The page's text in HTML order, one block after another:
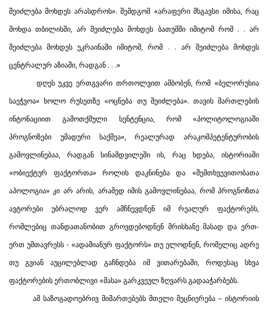
შეიძლება მოხდეს არასდროს». შემდგომ «არაფერი მსგავსი იმისა, რაც
მოხდა თბილისში, არ შეიძლება მოხდეს ბათუმში იმიტომ რომ . . არ
შეიძლება მოხდეს უკრაინაში იმიტომ, რომ . . არ შეიძლება მოხდეს
ცენტრალურ აზიაში, რადგან . . .»
დღეს უკვე ერთგვარი თრთოლვით ამბობენ, რომ «ბელორუსია
საეჭვოა» ხოლო რუსეთზე «ოცნება თუ შეიძლება». თავის მართლების
ინტონაციით გამოთქმული სენტენცია, რომ «პოლიტოლოგიაში
პროგნოზები უმადური საქმეა», რეალურად არაკომპეტენტურობის
გამოვლინებაა, რადგან სინამდვილეში ის, რაც ხდება, ისტორიაში
«ობიექტურ ფაქტორთა» როლის დაკნინება და «შემთხვევითობათა
აპოლოგია» კი არ არის, არამედ იმის გამოვლინებაა, რომ პროგნოზთა
ავტორები უბრალოდ ვერ ამჩნევდნენ იმ რეალურ ფაქტორებს,
რომლებიც თანდათანობით გროვდებოდნენ მრისხანე მასად და ერთ-
ერთ უმთავრესს - «ადამიანურ ფაქტორს» თუ ელოდნენ, რომელიც ადრე
თუ გვიან აუცილებლად გაჩნდება იმ ვითარებაში, როდესაც სხვა
ფაქტორების ერთობლივი «მასა» გარკვეულ ზღვარს გადააჭარბებს.
ამ საზოგადოებრივ მიმართებებს მთელი მეცნიერება – ისტორიის